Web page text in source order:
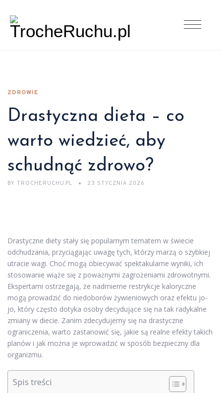
ZDROWIE
Drastyczna dieta – co
warto wiedzieć, aby
schudnąć zdrowo?
BY TROCHERUCHU.PL 23 STYCZNIA 2026
Drastyczne diety stały się popularnym tematem w świecie
odchudzania, przyciągając uwagę tych, którzy marzą o szybkiej
utracie wagi. Choć mogą obiecywać spektakularne wyniki, ich
stosowanie wiąże się z poważnymi zagrożeniami zdrowotnymi.
Ekspertami ostrzegają, że nadmierne restrykcje kaloryczne
mogą prowadzić do niedoborów żywieniowych oraz efektu jo-
jo, który często dotyka osoby decydujące się na tak radykalne
zmiany w diecie. Zanim zdecydujemy się na drastyczne
ograniczenia, warto zastanowić się, jakie są realne efekty takich
planów i jak można je wprowadzić w sposób bezpieczny dla
organizmu.
Spis treści